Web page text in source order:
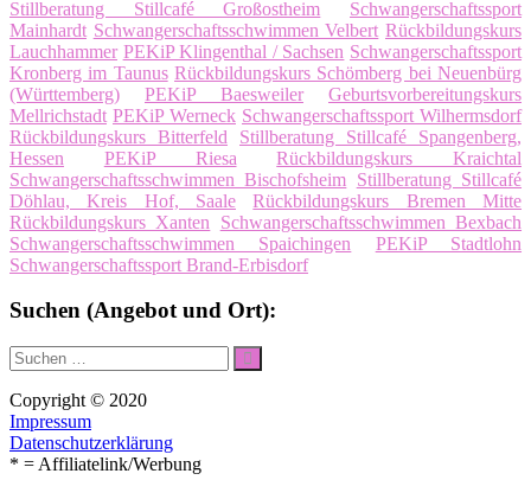
Stillberatung Stillcafé Großostheim
Schwangerschaftssport
Mainhardt Schwangerschaftsschwimmen Velbert Rückbildungskurs
Lauchhammer PEKiP Klingenthal / Sachsen Schwangerschaftssport
Kronberg im Taunus Rückbildungskurs Schömberg bei Neuenbürg
(Württemberg)
PEKiP Baesweiler
Geburtsvorbereitungskurs
Mellrichstadt PEKiP Werneck Schwangerschaftssport Wilhermsdorf
Rückbildungskurs Bitterfeld
Stillberatung Stillcafé Spangenberg,
Hessen
PEKiP Riesa
Rückbildungskurs Kraichtal
Schwangerschaftsschwimmen Bischofsheim Stillberatung Stillcafé
Döhlau, Kreis Hof, Saale
Rückbildungskurs Bremen Mitte
Rückbildungskurs Xanten
Schwangerschaftsschwimmen Bexbach
Schwangerschaftsschwimmen Spaichingen
PEKiP Stadtlohn
Schwangerschaftssport Brand-Erbisdorf
Suchen (Angebot und Ort):
Suche
nach:
Suchen
Copyright © 2020
Impressum
Datenschutzerklärung
* = Affiliatelink/Werbung